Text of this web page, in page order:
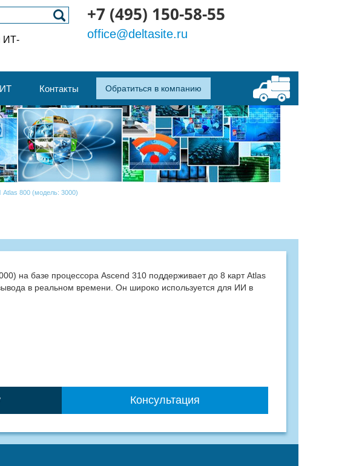
ИТ-
+7 (495) 150-58-55
office@deltasite.ru
Контакты Обратиться в компанию
Atlas 800 (модель: 3000)
на базе процессора Ascend 310 поддерживает до 8 карт Atlas
в реальном времени. Он широко используется для ИИ в
Консультация